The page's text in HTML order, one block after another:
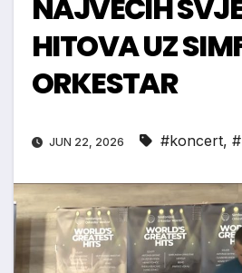
NAJVEĆIH
HITOVA UZ
ORKESTAR
JUN 22, 2026 #koncert,